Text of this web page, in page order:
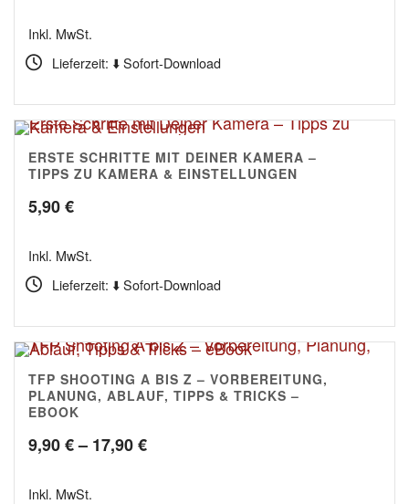
Inkl. MwSt.
Lieferzeit: ⬇️ Sofort-Download
5.00
ERSTE SCHRITTE MIT DEINER KAMERA –
TIPPS ZU KAMERA & EINSTELLUNGEN
5,90€
Inkl. MwSt.
Lieferzeit: ⬇️ Sofort-Download
TFP SHOOTING A BIS Z – VORBEREITUNG,
PLANUNG, ABLAUF, TIPPS & TRICKS –
EBOOK
9,90€– 17,90€Preisspanne:
Inkl. MwSt.